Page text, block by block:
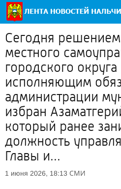
Сегодня
местного
городского
исполняющим
администрации
избран
который ранее
должность
Главы и...
1 июня 2026, 18:13 СМИ